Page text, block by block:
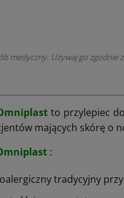
medyczny. Używaj go zgodnie
to przylepiec
mających skórę o
:
tradycyjny